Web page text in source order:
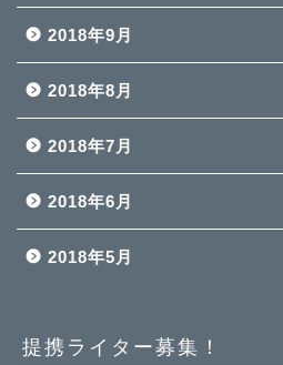
2018年9月
2018年8月
2018年7月
2018年6月
2018年5月
提携ライター募集！